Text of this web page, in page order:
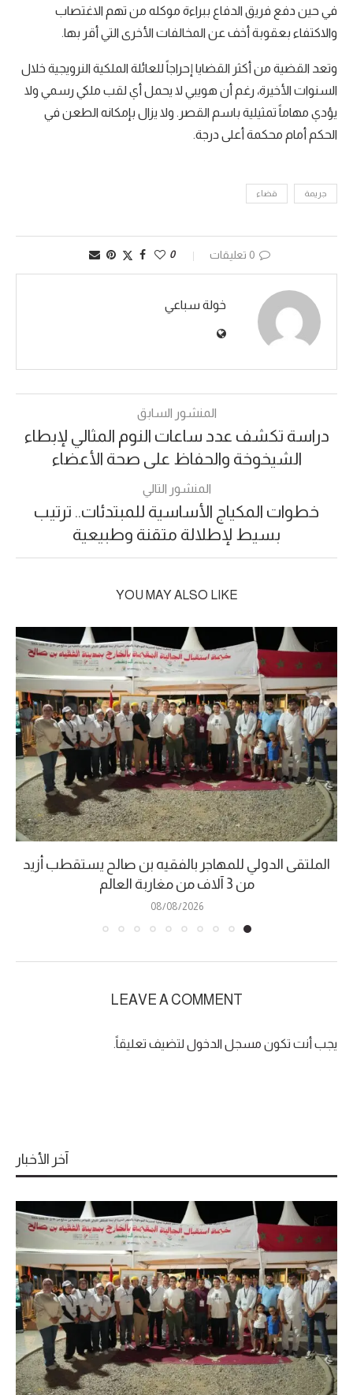
في حين دفع فريق الدفاع ببراءة موكله من تهم الاغتصاب
والاكتفاء بعقوبة أخف عن المخالفات الأخرى التي أقر بها.
وتعد القضية من أكثر القضايا إحراجاً للعائلة الملكية النرويجية خلال
السنوات الأخيرة، رغم أن هويبي لا يحمل أي لقب ملكي رسمي ولا
يؤدي مهاماً تمثيلية باسم القصر. ولا يزال بإمكانه الطعن في
الحكم أمام محكمة أعلى درجة.
جريمة قضاء
0 تعليقات 0
خولة سباعي
المنشور السابق
دراسة تكشف عدد ساعات النوم المثالي لإبطاء
الشيخوخة والحفاظ على صحة الأعضاء
المنشور التالي
خطوات المكياج الأساسية للمبتدئات.. ترتيب
بسيط لإطلالة متقنة وطبيعية
YOU MAY ALSO LIKE
الملتقى الدولي للمهاجر بالفقيه بن صالح يستقطب أزيد
من 3 آلاف من مغاربة العالم
08/08/2026
LEAVE A COMMENT
يجب أنت تكون مسجل الدخول لتضيف تعليقاً.
آخر الأخبار